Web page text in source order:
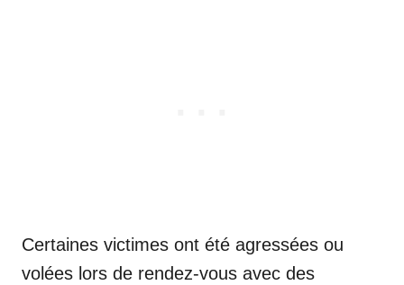
Certaines victimes ont été agressées ou
volées lors de rendez-vous avec des